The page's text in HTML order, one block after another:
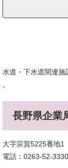
水道・下水道関連
。
長野県企業
大字宗賀5225番地1
電話：0263-52-3330